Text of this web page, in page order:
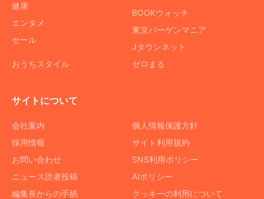
健康
エンタメ
セール
おうちスタイル
BOOKウォッチ
東京バーゲンマニア
Jタウンネット
ゼロまる
サイトについて
会社案内
採用情報
お問い合わせ
ニュース読者投稿
編集長からの手紙
個人情報保護方針
サイト利用規約
SNS利用ポリシー
AIポリシー
クッキーの利用について